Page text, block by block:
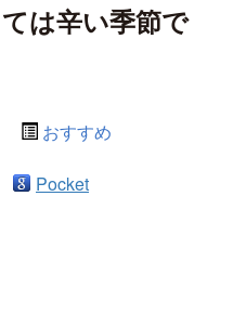
は辛い季節で
おすすめ
Pocket